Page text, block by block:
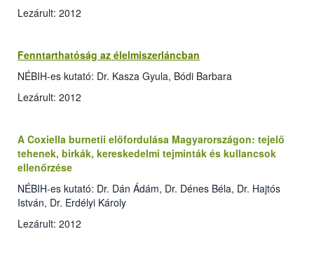
Lezárult: 2012
Fenntarthatóság az élelmiszerláncban
NÉBIH-es kutató: Dr. Kasza Gyula, Bódi Barbara
Lezárult: 2012
A Coxiella burnetii előfordulása Magyarországon: tejelő
tehenek, birkák, kereskedelmi tejminták és kullancsok
ellenőrzése
NÉBIH-es kutató: Dr. Dán Ádám, Dr. Dénes Béla, Dr. Hajtós
István, Dr. Erdélyi Károly
Lezárult: 2012